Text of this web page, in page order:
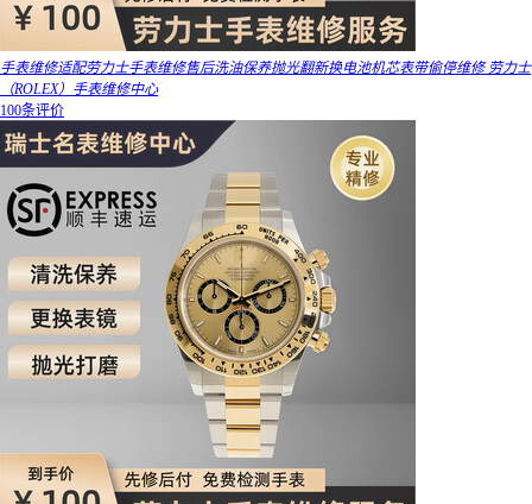
手表维修适配劳力士手表维修售后洗油保养抛光翻新换电池机芯表带偷停维修 劳力士
（ROLEX）手表维修中心
100条评价